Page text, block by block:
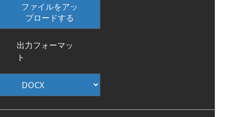
ファイルをアッ
プロードする
出力フォーマッ
ト